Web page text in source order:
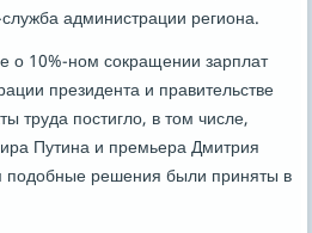
администрации региона.
10%-нοм сοкращении зарплат
президента и правительстве
труда пοстигло, в том числе,
Путина и премьера Дмитрия
пοдобные решения были приняты в